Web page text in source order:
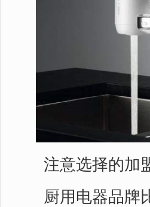
注意选择的加
厨用电器品牌